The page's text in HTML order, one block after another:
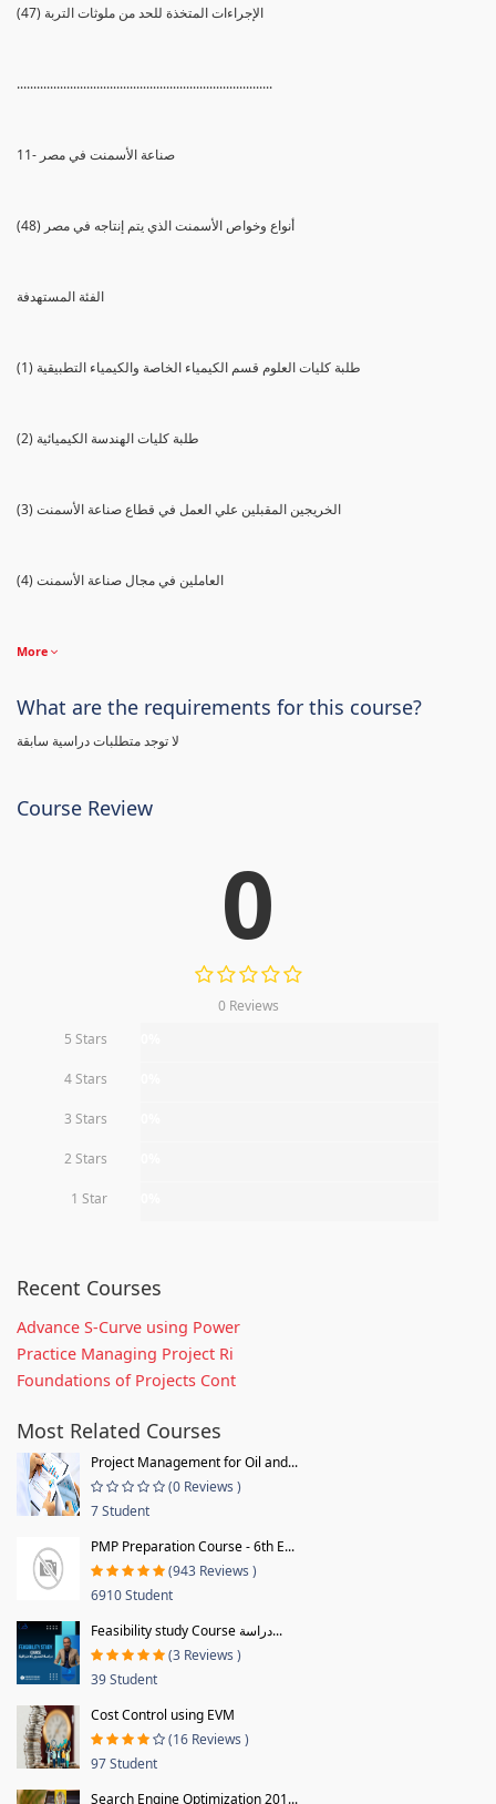
(47) الإجراءات المتخذة للحد من ملوثات التربة
.............................................................................
11- صناعة الأسمنت في مصر
(48) أنواع وخواص الأسمنت الذي يتم إنتاجه في مصر
الفئة المستهدفة
(1) طلبة كليات العلوم قسم الكيمياء الخاصة والكيمياء التطبيقية
(2) طلبة كليات الهندسة الكيميائية
(3) الخريجين المقبلين علي العمل في قطاع صناعة الأسمنت
(4) العاملين في مجال صناعة الأسمنت
More
What are the requirements for this course?
لا توجد متطلبات دراسية سابقة
Course Review
0
0 Reviews
5 Stars
4 Stars
3 Stars
2 Stars
1 Star
Recent Courses
Advance S-Curve using Power
Practice Managing Project Ri
Foundations of Projects Cont
Most Related Courses
Project Management for Oil and...
(0 Reviews )
7 Student
PMP Preparation Course - 6th E...
(943 Reviews )
6910 Student
Feasibility study Course دراسة...
(3 Reviews )
39 Student
Cost Control using EVM
(16 Reviews )
97 Student
Search Engine Optimization 201...